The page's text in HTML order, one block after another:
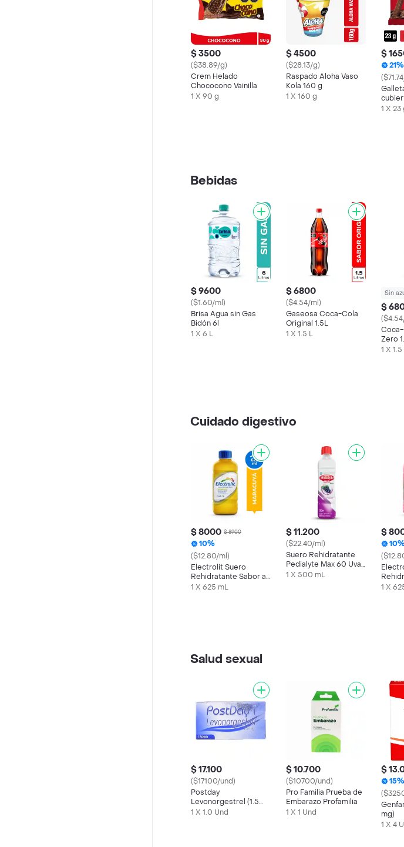
$ 3500
($38.89/g)
Crem Helado
Chococono Vainilla
1 X 90 g
$ 4500
($28.13/g)
Raspado Aloha Vaso
Kola 160 g
1 X 160 g
$
21%
1 X 23
Bebidas
$ 9600
($1.60/ml)
Brisa Agua sin Gas
Bidón 6l
1 X 6 L
$ 6800
($4.54/ml)
Gaseosa Coca-Cola
Original 1.5L
1 X 1.5 L
Sin
$
Zero
1 X 1.5
Cuidado digestivo
$ 8000 $ 8900
10%
($12.80/ml)
Electrolit Suero
Rehidratante Sabor a
Maracuyá
1 X 625 mL
$ 11.200
($22.40/ml)
Suero Rehidratante
Pedialyte Max 60 Uva
Frasco 500 mL
1 X 500 mL
$
Kiwi
1 X
Salud sexual
$ 17.100
($17100/und)
Postday
Levonorgestrel (1.5
mg)
1 X 1.0 Und
$ 10.700
($10700/und)
Pro Familia Prueba de
Embarazo Profamilia
1 X 1 Und
$
15%
mg)
1 X 4